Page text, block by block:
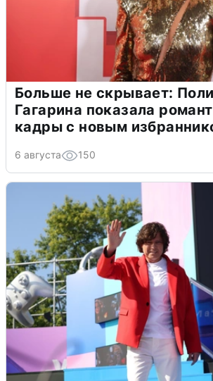
Больше не скрывает:
Гагарина показала
кадры с новым
6 августа 150